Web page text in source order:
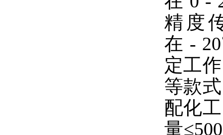
精度
在 -
定工
等款
配化
量